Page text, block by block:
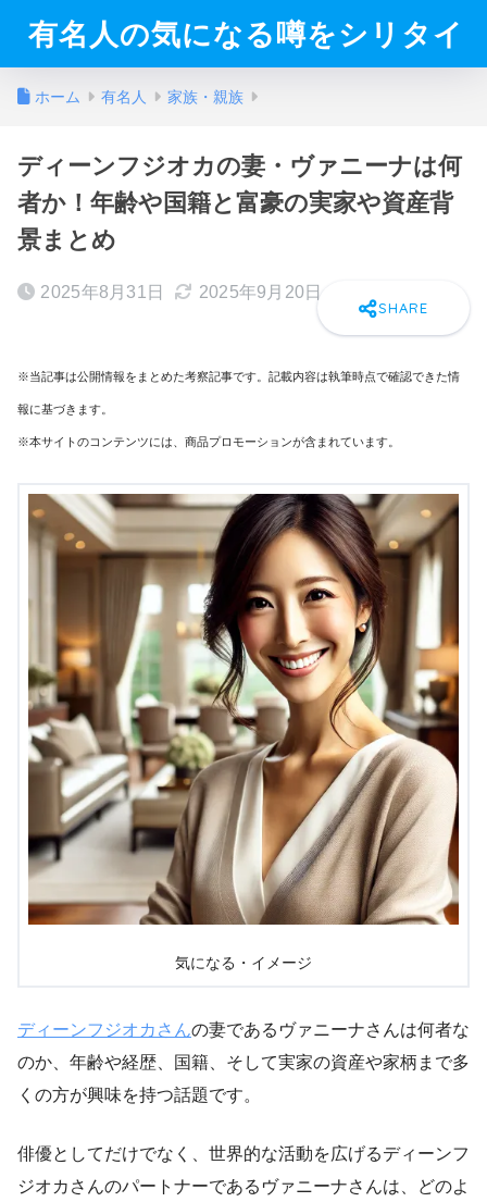
有名人の気になる噂をシリタイ
ホーム 有名人 家族・親族
ディーンフジオカの妻・ヴァニーナは何
者か！年齢や国籍と富豪の実家や資産背
景まとめ
2025年8月31日 2025年9月20日
※当記事は公開情報をまとめた考察記事です。記載内容は執筆時点で確認できた情
報に基づきます。
※本サイトのコンテンツには、商品プロモーションが含まれています。
気になる・イメージ
ディーンフジオカさんの妻であるヴァニーナさんは何者な
のか、年齢や経歴、国籍、そして実家の資産や家柄まで多
くの方が興味を持つ話題です。
俳優としてだけでなく、世界的な活動を広げるディーンフ
ジオカさんのパートナーであるヴァニーナさんは、どのよ